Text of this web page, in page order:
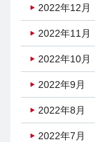
2022年12月
2022年11月
2022年10月
2022年9月
2022年8月
2022年7月